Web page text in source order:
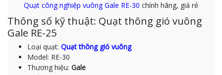
Quạt công nghiệp vuông Gale RE-30 chính hãng, giá rẻ
Thông số kỹ thuật: Quạt thông gió vuông
Gale RE-25
Loại quạt: Quạt thông gió vuông
Model: RE-30
Thương hiệu: Gale